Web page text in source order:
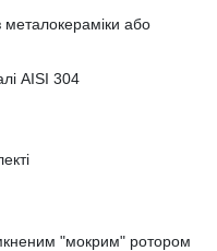
металокераміки або
AISI 304
"мокрим" ротором